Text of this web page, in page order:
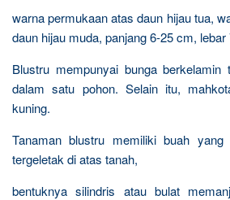
warna permukaan atas daun hijau tua,
daun hijau muda, panjang 6-25 cm,
Blustru mempunyai bunga berkelamin
dalam satu pohon. Selain itu,
kuning.
Tanaman blustru memiliki buah
tergeletak di atas tanah,
bentuknya silindris atau bulat